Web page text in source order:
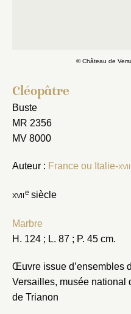
© Château de
Cléopâtre
Buste
MR 2356
MV 8000
Auteur : France ou Italie-xvii
xviie siècle
Marbre
H. 124 ; L. 87 ; P. 45 cm.
Œuvre issue d’ensembles
Versailles, musée national
de Trianon